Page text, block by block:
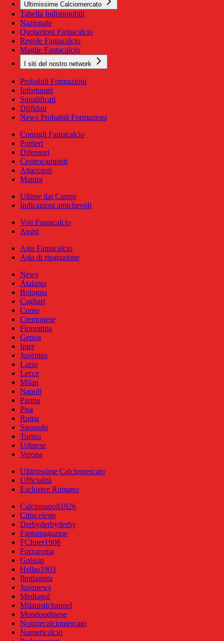
Ultimissime Calciomercato
Tabella Indisponibili
Nazionale
Quotazioni Fantacalcio
Regole Fantacalcio
Maglie Fantacalcio
I siti del nostro network
Probabili Formazioni
Infortunati
Squalificati
Diffidati
News Probabili Formazioni
Consigli Fantacalcio
Portieri
Difensori
Centrocampisti
Attaccanti
Mantra
Ultime dai Campi
Indicazioni amichevoli
Voti Fantacalcio
Assist
Asta Fantacalcio
Asta di riparazione
News
Atalanta
Bologna
Cagliari
Como
Cremonese
Fiorentina
Genoa
Inter
Juventus
Lazio
Lecce
Milan
Napoli
Parma
Pisa
Roma
Sassuolo
Torino
Udinese
Verona
Ultimissime Calciomercato
Ufficialità
Esclusive Romano
Calcionapoli1926
Cittaceleste
Derbyderbyderby
Fantamagazine
FCInter1908
Forzaroma
Golssip
Hellas1903
Ilmilanista
Juvenews
Mediagol
Milanistichannel
Mondoudinese
Notiziecalciomercato
Numericalcio